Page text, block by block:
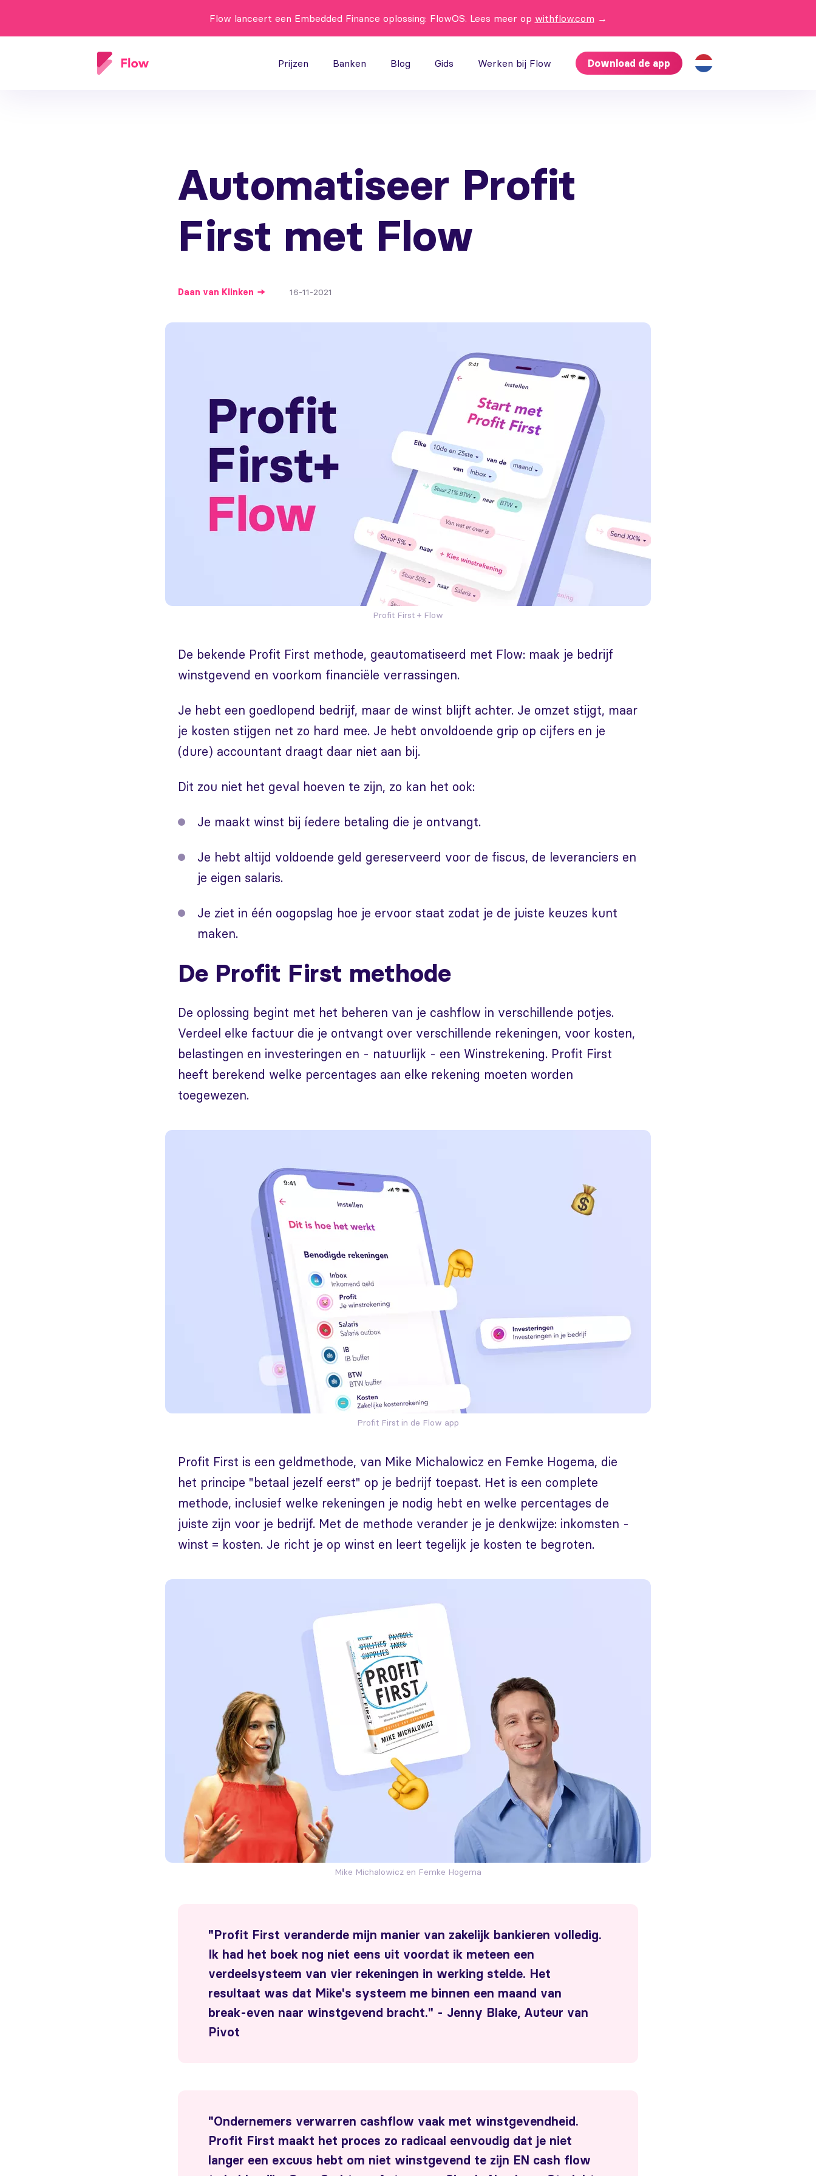
Flow lanceert een Embedded Finance oplossing: FlowOS. Lees meer op withflow.com →
Prijzen Banken Blog Gids Werken bij Flow Download de app
Automatiseer Profit
First met Flow
Daan van Klinken 16-11-2021
Profit First + Flow
De bekende Profit First methode, geautomatiseerd met Flow: maak je bedrijf
winstgevend en voorkom financiële verrassingen.
Je hebt een goedlopend bedrijf, maar de winst blijft achter. Je omzet stijgt, maar
je kosten stijgen net zo hard mee. Je hebt onvoldoende grip op cijfers en je
(dure) accountant draagt daar niet aan bij.
Dit zou niet het geval hoeven te zijn, zo kan het ook:
Je maakt winst bij íedere betaling die je ontvangt.
Je hebt altijd voldoende geld gereserveerd voor de fiscus, de leveranciers en
je eigen salaris.
Je ziet in één oogopslag hoe je ervoor staat zodat je de juiste keuzes kunt
maken.
De Profit First methode
De oplossing begint met het beheren van je cashflow in verschillende potjes.
Verdeel elke factuur die je ontvangt over verschillende rekeningen, voor kosten,
belastingen en investeringen en - natuurlijk - een Winstrekening. Profit First
heeft berekend welke percentages aan elke rekening moeten worden
toegewezen.
Profit First in de Flow app
Profit First is een geldmethode, van Mike Michalowicz en Femke Hogema, die
het principe "betaal jezelf eerst" op je bedrijf toepast. Het is een complete
methode, inclusief welke rekeningen je nodig hebt en welke percentages de
juiste zijn voor je bedrijf. Met de methode verander je je denkwijze: inkomsten -
winst = kosten. Je richt je op winst en leert tegelijk je kosten te begroten.
Mike Michalowicz en Femke Hogema
"Profit First veranderde mijn manier van zakelijk bankieren volledig.
Ik had het boek nog niet eens uit voordat ik meteen een
verdeelsysteem van vier rekeningen in werking stelde. Het
resultaat was dat Mike's systeem me binnen een maand van
break-even naar winstgevend bracht." - Jenny Blake, Auteur van
Pivot
"Ondernemers verwarren cashflow vaak met winstgevendheid.
Profit First maakt het proces zo radicaal eenvoudig dat je niet
langer een excuus hebt om niet winstgevend te zijn EN cash flow